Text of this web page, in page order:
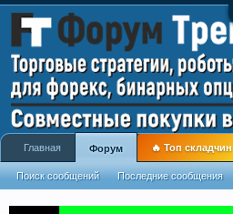
Главная Форум
Поиск сообщений Последние сообщения
🔥 Топ складчин